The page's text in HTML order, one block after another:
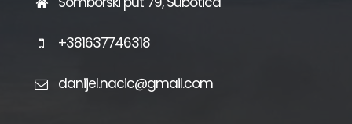
+381637746318
danijel.nacic@gmail.com